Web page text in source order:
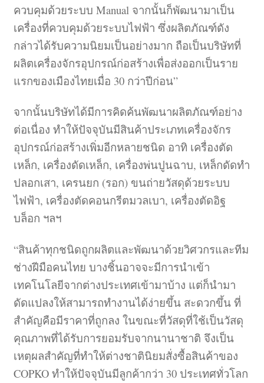
ควบคุมด้วยระบบ Manual จากนั้นก็พัฒนามาเป็น
เครื่องที่ควบคุมด้วยระบบไฟฟ้า ซึ่งผลิตภัณฑ์ดัง
กล่าวได้รับความนิยมเป็นอย่างมาก ถือเป็นบริษัทที่
ผลิตเครื่องจักรอุปกรณ์ก่อสร้างเพื่อส่งออกเป็นราย
แรกของเมืองไทยเมื่อ 30 กว่าปีก่อน”
จากนั้นบริษัทได้มีการคิดค้นพัฒนาผลิตภัณฑ์อย่าง
ต่อเนื่อง ทำให้ปัจจุบันมีสินค้าประเภทเครื่องจักร
อุปกรณ์ก่อสร้างเพิ่มอีกหลายชนิด อาทิ เครื่องตัด
เหล็ก, เครื่องดัดเหล็ก, เครื่องพ่นปูนฉาบ, เหล็กดัดทำ
ปลอกเสา, เครนยก (รอก) ขนถ่ายวัสดุด้วยระบบ
ไฟฟ้า, เครื่องตัดคอนกรีตมวลเบา, เครื่องตัดอิฐ
บล็อก ฯลฯ
“สินค้าทุกชนิดถูกผลิตและพัฒนาด้วยวิศวกรและทีม
ช่างฝีมือคนไทย บางชิ้นอาจจะมีการนำเข้า
เทคโนโลยีจากต่างประเทศเข้ามาบ้าง แต่ก็นำมา
ดัดแปลงให้สามารถทำงานได้ง่ายขึ้น สะดวกขึ้น ที่
สำคัญคือมีราคาที่ถูกลง ในขณะที่วัสดุที่ใช้เป็นวัสดุ
คุณภาพที่ได้รับการยอมรับจากนานาชาติ จึงเป็น
เหตุผลสำคัญที่ทำให้ต่างชาตินิยมสั่งซื้อสินค้าของ
COPKO ทำให้ปัจจุบันมีลูกค้ากว่า 30 ประเทศทั่วโลก